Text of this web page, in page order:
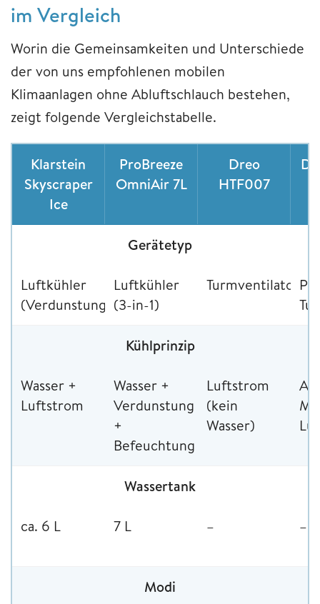
im Vergleich
Worin die Gemeinsamkeiten und Unterschiede
der von uns empfohlenen mobilen
Klimaanlagen ohne Abluftschlauch bestehen,
zeigt folgende Vergleichstabelle.
Klarstein
Skyscraper
Ice
ProBreeze
OmniAir 7L
Dreo
HTF007
Gerätetyp
Luftkühler
(Verdunstung)
Luftkühler
(3-in-1)
Turmventilator
Kühlprinzip
Wasser +
Luftstrom
Wasser +
Verdunstung
+
Befeuchtung
Luftstrom
(kein
Wasser)
Air
Wassertank
ca. 6 L 7 L – –
Modi